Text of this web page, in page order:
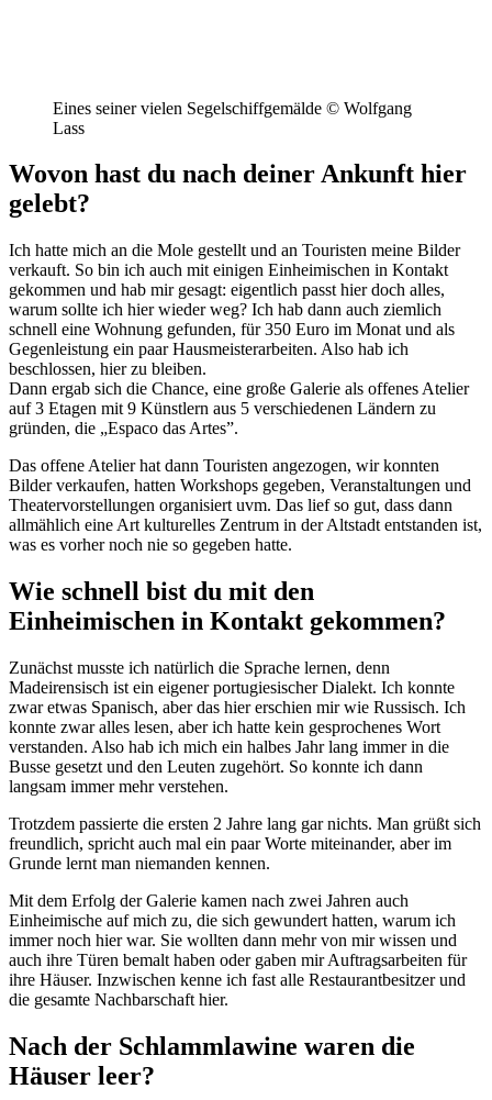
Eines seiner vielen Segelschiffgemälde © Wolfgang
Lass
Wovon hast du nach deiner Ankunft hier
gelebt?
Ich hatte mich an die Mole gestellt und an Touristen meine Bilder
verkauft. So bin ich auch mit einigen Einheimischen in Kontakt
gekommen und hab mir gesagt: eigentlich passt hier doch alles,
warum sollte ich hier wieder weg? Ich hab dann auch ziemlich
schnell eine Wohnung gefunden, für 350 Euro im Monat und als
Gegenleistung ein paar Hausmeisterarbeiten. Also hab ich
beschlossen, hier zu bleiben.
Dann ergab sich die Chance, eine große Galerie als offenes Atelier
auf 3 Etagen mit 9 Künstlern aus 5 verschiedenen Ländern zu
gründen, die „Espaco das Artes”.
Das offene Atelier hat dann Touristen angezogen, wir konnten
Bilder verkaufen, hatten Workshops gegeben, Veranstaltungen und
Theatervorstellungen organisiert uvm. Das lief so gut, dass dann
allmählich eine Art kulturelles Zentrum in der Altstadt entstanden ist,
was es vorher noch nie so gegeben hatte.
Wie schnell bist du mit den
Einheimischen in Kontakt gekommen?
Zunächst musste ich natürlich die Sprache lernen, denn
Madeirensisch ist ein eigener portugiesischer Dialekt. Ich konnte
zwar etwas Spanisch, aber das hier erschien mir wie Russisch. Ich
konnte zwar alles lesen, aber ich hatte kein gesprochenes Wort
verstanden. Also hab ich mich ein halbes Jahr lang immer in die
Busse gesetzt und den Leuten zugehört. So konnte ich dann
langsam immer mehr verstehen.
Trotzdem passierte die ersten 2 Jahre lang gar nichts. Man grüßt sich
freundlich, spricht auch mal ein paar Worte miteinander, aber im
Grunde lernt man niemanden kennen.
Mit dem Erfolg der Galerie kamen nach zwei Jahren auch
Einheimische auf mich zu, die sich gewundert hatten, warum ich
immer noch hier war. Sie wollten dann mehr von mir wissen und
auch ihre Türen bemalt haben oder gaben mir Auftragsarbeiten für
ihre Häuser. Inzwischen kenne ich fast alle Restaurantbesitzer und
die gesamte Nachbarschaft hier.
Nach der Schlammlawine waren die
Häuser leer?